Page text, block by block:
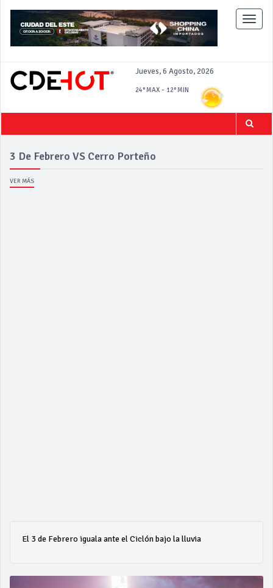
Jueves, 6 Agosto, 2026
24°MAX - 12°MIN
Toggle
3 De Febrero VS Cerro Porteño
VER MÁS
El 3 de Febrero iguala ante el Ciclón bajo la lluvia